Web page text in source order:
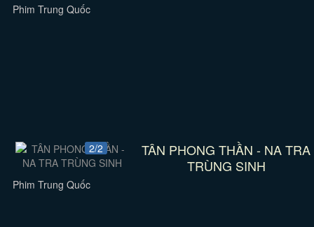
Phim Trung Quốc
2/2
TÂN PHONG THẦN - NA TRA
TRÙNG SINH
Phim Trung Quốc